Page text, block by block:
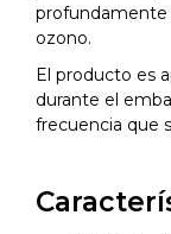
profundamente
ozono.
El producto es
durante el
frecuencia que